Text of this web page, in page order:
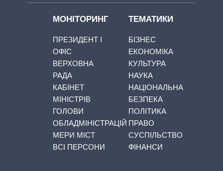
МОНІТОРИНГ
ПРЕЗИДЕНТ І
ОФІС
ВЕРХОВНА
РАДА
КАБІНЕТ
МІНІСТРІВ
ГОЛОВИ
ОБЛАДМІНІСТРАЦІЙ
МЕРИ МІСТ
ВСІ ПЕРСОНИ
ТЕМАТИКИ
БІЗНЕС
ЕКОНОМІКА
КУЛЬТУРА
НАУКА
НАЦІОНАЛЬНА
БЕЗПЕКА
ПОЛІТИКА
ПРАВО
СУСПІЛЬСТВО
ФІНАНСИ